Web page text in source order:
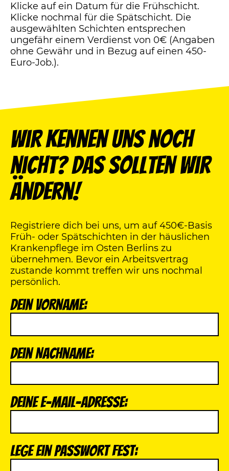
Klicke auf ein Datum für die Frühschicht.
Klicke nochmal für die Spätschicht. Die
ausgewählten Schichten entsprechen
ungefähr einem Verdienst von 0€ (Angaben
ohne Gewähr und in Bezug auf einen 450-
Euro-Job.).
Wir kennen uns noch
nicht? Das sollten wir
ändern!
Registriere dich bei uns, um auf 450€-Basis
Früh- oder Spätschichten in der häuslichen
Krankenpflege im Osten Berlins zu
übernehmen. Bevor ein Arbeitsvertrag
zustande kommt treffen wir uns nochmal
persönlich.
Dein Vorname:
Dein Nachname:
Deine E-Mail-Adresse:
Lege ein Passwort fest: